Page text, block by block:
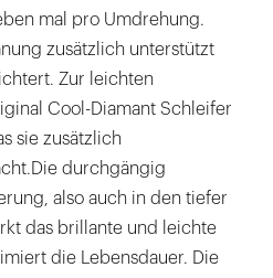
mal pro Umdrehung.
zusätzlich unterstützt
Zur leichten
Cool-Diamant Schleifer
sie zusätzlich
durchgängig
also auch in den tiefer
das brillante und leichte
die Lebensdauer. Die